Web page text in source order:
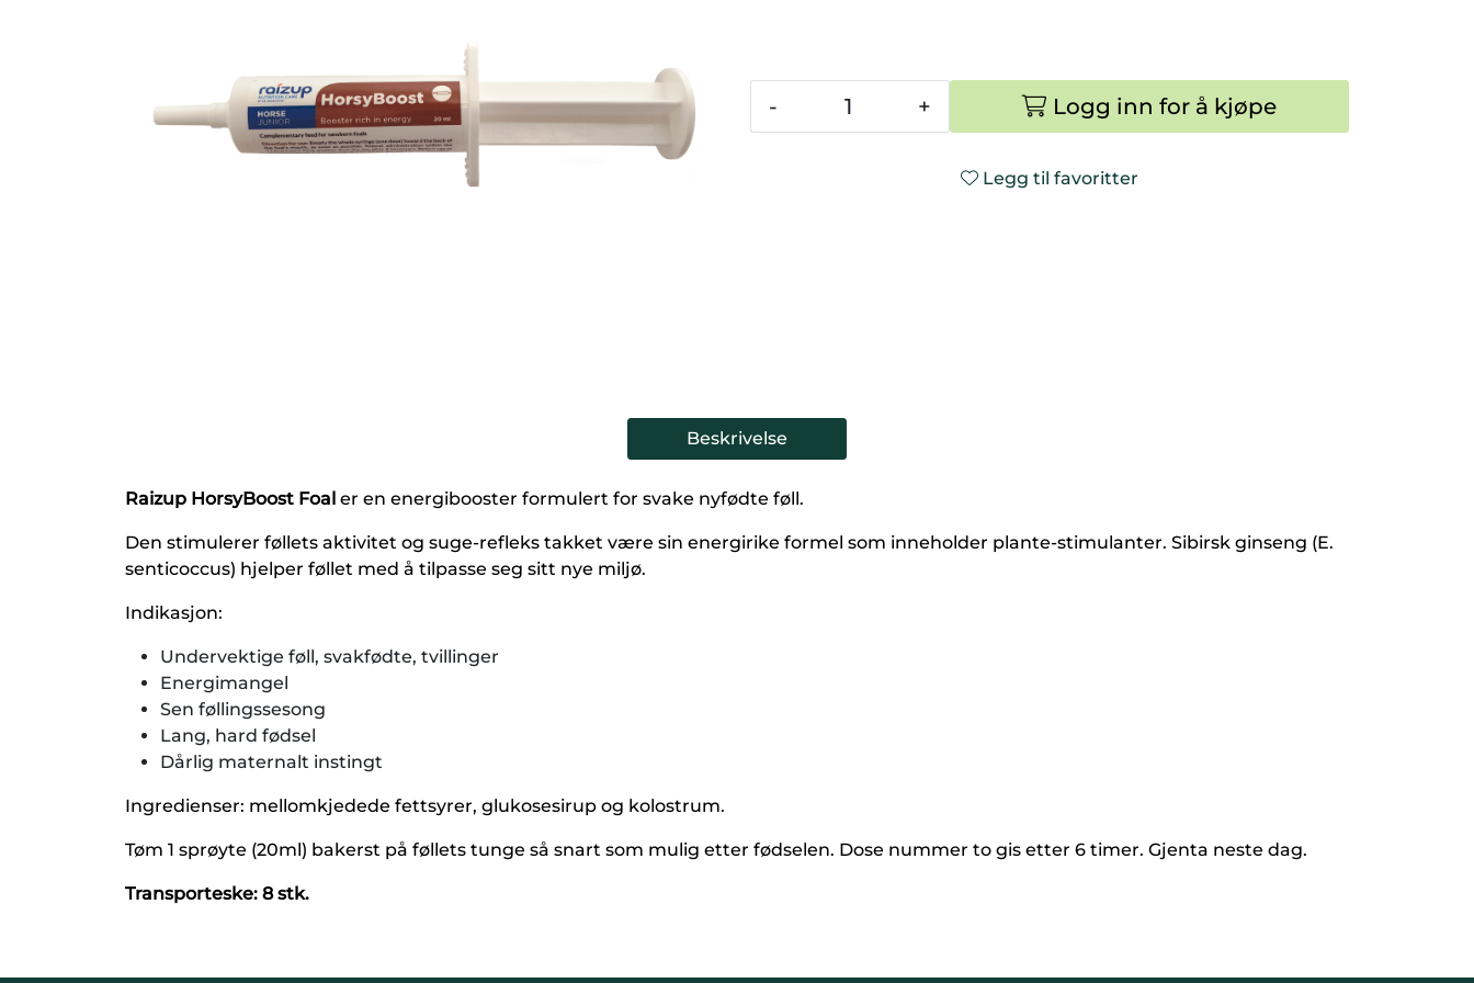
- + Logg inn for å kjøpe
Legg til favoritter
Beskrivelse
Raizup HorsyBoost Foal er en energibooster formulert for svake nyfødte føll.
Den stimulerer føllets aktivitet og suge-refleks takket være sin energirike formel som inneholder plante-stimulanter. Sibirsk ginseng (E.
senticoccus) hjelper føllet med å tilpasse seg sitt nye miljø.
Indikasjon:
Undervektige føll, svakfødte, tvillinger
Energimangel
Sen føllingssesong
Lang, hard fødsel
Dårlig maternalt instingt
Ingredienser: mellomkjedede fettsyrer, glukosesirup og kolostrum.
Tøm 1 sprøyte (20ml) bakerst på føllets tunge så snart som mulig etter fødselen. Dose nummer to gis etter 6 timer. Gjenta neste dag.
Transporteske: 8 stk.